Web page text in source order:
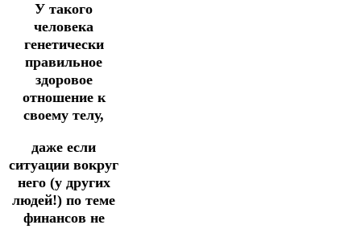
У такого
человека
генетически
правильное
здоровое
отношение к
своему телу,
даже если
ситуации вокруг
него (у других
людей!) по теме
финансов не